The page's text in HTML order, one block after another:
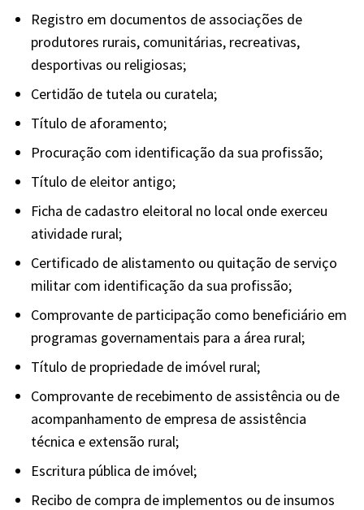
Registro em documentos de associações de
produtores rurais, comunitárias, recreativas,
desportivas ou religiosas;
Certidão de tutela ou curatela;
Título de aforamento;
Procuração com identificação da sua profissão;
Título de eleitor antigo;
Ficha de cadastro eleitoral no local onde exerceu
atividade rural;
Certificado de alistamento ou quitação de serviço
militar com identificação da sua profissão;
Comprovante de participação como beneficiário em
programas governamentais para a área rural;
Título de propriedade de imóvel rural;
Comprovante de recebimento de assistência ou de
acompanhamento de empresa de assistência
técnica e extensão rural;
Escritura pública de imóvel;
Recibo de compra de implementos ou de insumos